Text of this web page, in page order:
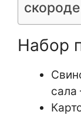
Набор
сала